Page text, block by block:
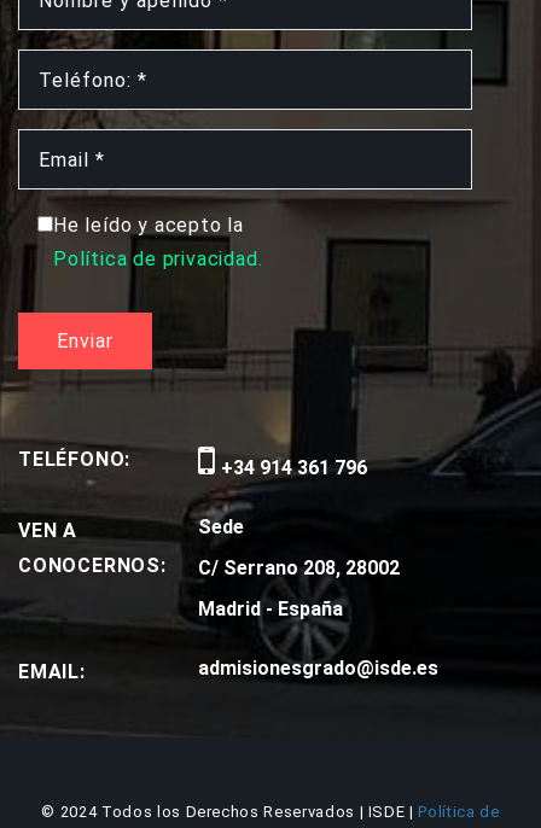
He leído y acepto la
Política de privacidad.
TELÉFONO: +34 914 361 796
VEN A
CONOCERNOS:
Sede
C/ Serrano 208, 28002
Madrid - España
EMAIL: admisionesgrado@isde.es
© 2024 Todos los Derechos Reservados | ISDE |Política de